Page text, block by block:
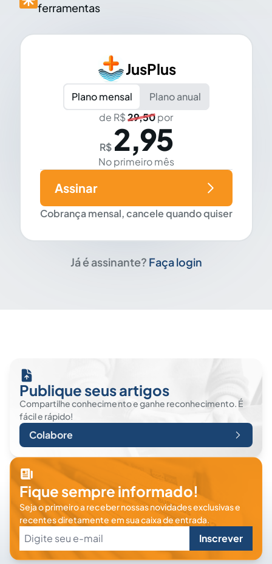
ferramentas
JusPlus
Plano mensal
Plano anual
de R$29,50por
R$ 2,95
No primeiro mês
Cobrança mensal, cancele quando quiser
Assinar
Já é assinante? Faça login
Publique seus artigos
Compartilhe conhecimento e ganhe reconhecimento. É
fácil e rápido!
Colabore
Fique sempre informado!
Seja o primeiro a receber nossas novidades exclusivas e
recentes diretamente em sua caixa de entrada.
Inscrever